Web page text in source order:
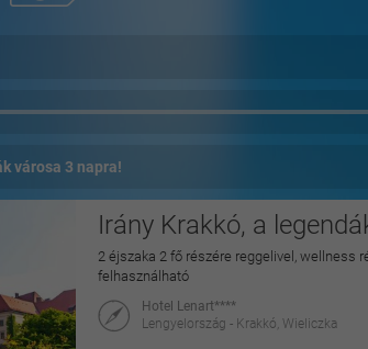
városa 3 napra!
Irány Krakkó, a
2 éjszaka 2 fő részére reggelivel, wellness
felhasználható
Hotel Lenart****
Lengyelország - Krakkó, Wieliczka